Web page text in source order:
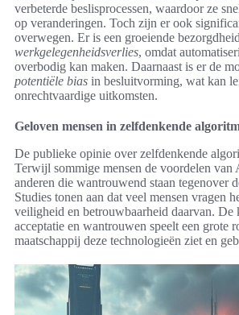
verbeterde beslisprocessen, waardoor ze
op veranderingen. Toch zijn er ook
overwegen. Er is een groeiende
werkgelegenheidsverlies, omdat
overbodig kan maken. Daarnaast is er de
potentiële bias in besluitvorming, wat kan
onrechtvaardige uitkomsten.
Geloven mensen in zelfdenkende
De publieke opinie over zelfdenkende
Terwijl sommige mensen de voordelen van
anderen die wantrouwend staan tegenover
Studies tonen aan dat veel mensen vragen
veiligheid en betrouwbaarheid daarvan. De
acceptatie en wantrouwen speelt een grote
maatschappij deze technologieën ziet en